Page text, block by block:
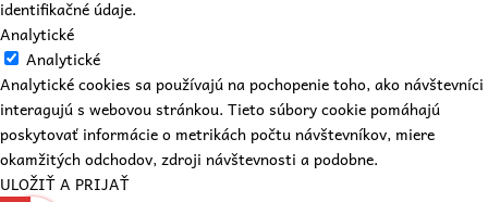
identifikačné údaje.
Analytické
Analytické
Analytické cookies sa používajú na pochopenie toho, ako návštevníci
interagujú s webovou stránkou. Tieto súbory cookie pomáhajú
poskytovať informácie o metrikách počtu návštevníkov, miere
okamžitých odchodov, zdroji návštevnosti a podobne.
ULOŽIŤ A PRIJAŤ